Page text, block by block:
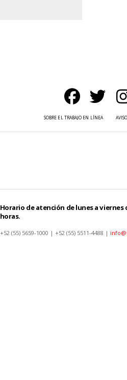
SOBRE EL TRABAJO EN LÍNEA
Horario de atención de lunes a viernes
horas.
+52 (55) 5659-1000 | +52 (55) 5511-4488 |